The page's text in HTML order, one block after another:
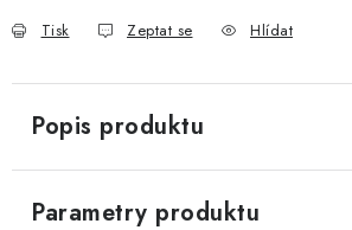
Podmínky ochrany osobních údajů
Tisk Zeptat se Hlídat
Popis produktu
Parametry produktu